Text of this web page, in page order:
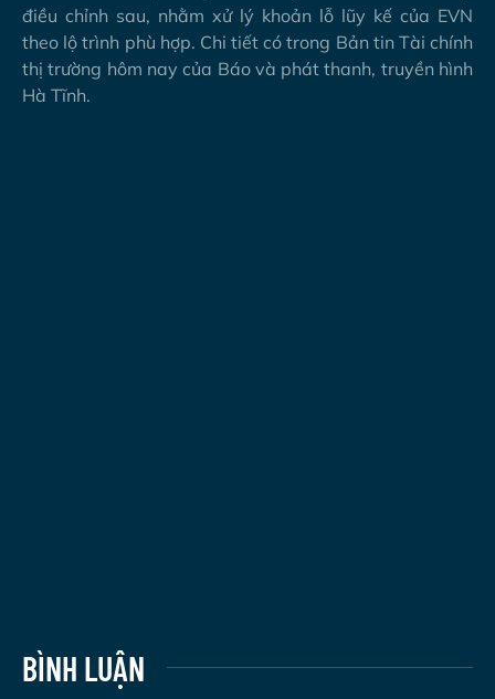
điều chỉnh sau, nhằm xử lý khoản lỗ lũy kế của EVN
theo lộ trình phù hợp. Chi tiết có trong Bản tin Tài chính
thị trường hôm nay của Báo và phát thanh, truyền hình
Hà Tĩnh.
BÌNH LUẬN